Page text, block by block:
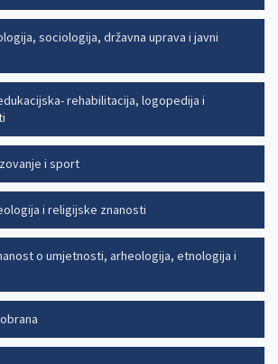
sociologija, državna uprava i javni
rehabilitacija, logopedija i
i sport
i religijske znanosti
o umjetnosti, arheologija, etnologija i